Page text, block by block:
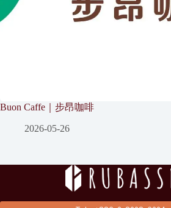
Buon Caffe｜步昂咖啡
2026-05-26